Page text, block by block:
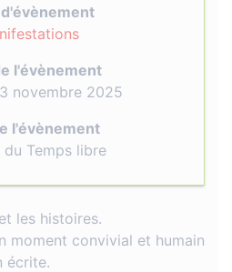
l'évènement
novembre 2025
l'évènement
du Temps libre
les histoires.
moment convivial et humain
écrite.